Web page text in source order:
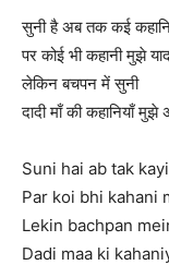
सुनी है अब तक कई
पर कोई भी कहानी मुझे
लेकिन बचपन में सुनी
दादी माँ की कहानियाँ
Suni hai ab tak
Par koi bhi kahani
Lekin bachpan
Dadi maa ki